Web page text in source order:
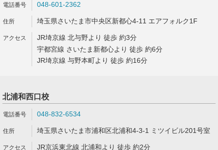
048-601-2362
埼玉県さいたま市中央区新都心4-11 エアフォルク1F
JR埼京線 北与野より 徒歩 約3分
宇都宮線 さいたま新都心より 徒歩 約6分
JR埼京線 与野本町より 徒歩 約16分
北浦和西口校
048-832-6534
埼玉県さいたま市浦和区北浦和4-3-1 ミツイビル201号室
JR京浜東北線 北浦和より 徒歩 約2分